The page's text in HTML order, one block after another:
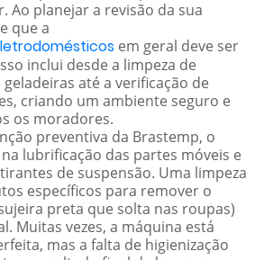
Ao planejar a revisão da sua
que a
em geral deve ser
inclui desde a limpeza de
até a verificação de
criando um ambiente seguro e
os moradores.
preventiva da Brastemp, o
lubrificação das partes móveis e
de suspensão. Uma limpeza
específicos para remover o
preta que solta nas roupas)
Muitas vezes, a máquina está
mas a falta de higienização